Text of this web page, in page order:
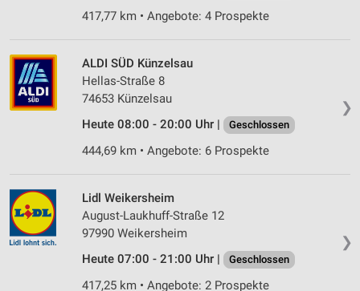
417,77 km • Angebote: 4 Prospekte
❯
ALDI SÜD Künzelsau
Hellas-Straße 8
74653 Künzelsau
Heute 08:00 - 20:00 Uhr |
Geschlossen
444,69 km • Angebote: 6 Prospekte
❯
Lidl Weikersheim
August-Laukhuff-Straße 12
97990 Weikersheim
Heute 07:00 - 21:00 Uhr |
Geschlossen
417,25 km • Angebote: 2 Prospekte